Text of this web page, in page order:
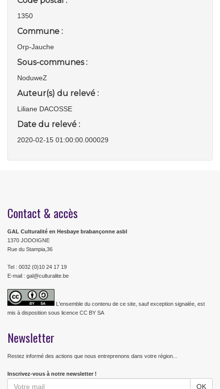
1350
Commune :
Orp-Jauche
Sous-communes :
NoduweZ
Auteur(s) du relevé :
Liliane DACOSSE
Date du relevé :
2020-02-15 01:00:00.000029
Contact & accès
GAL Culturalité en Hesbaye brabançonne asbl
1370 JODOIGNE
Rue du Stampia,36
Tel : 0032 (0)10 24 17 19
E-mail : gal@culturalite.be
L'ensemble du contenu de ce site, sauf exception signalée, est
mis à disposition sous licence CC BY SA
Newsletter
Restez informé des actions que nous entreprenons dans votre région...
Inscrivez-vous à notre newsletter !